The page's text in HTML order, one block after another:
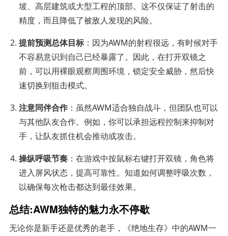
坡、高层建筑或大型工程的顶部。这不仅保证了射击的
精度，而且降低了被敌人发现的风险。
提前预测总体目标：因为AWM的射程很远，有时候对手
不容易意识到自己已经暴露了。因此，在打开双镜之
前，可以用裸眼观察周围环境，锁定安全威胁，然后快
速切换到狙击模式。
注意同伴合作 ：虽然AWM适合独自战斗，但团队也可以
与其他队友合作。例如，你可以承担远程控制来抑制对
手，让队友抓住机会推动或攻击。
操纵呼吸节奏 ：在游戏中按鼠标右键打开双镜，角色将
进入屏风状态，提高可靠性。知道如何调整呼吸次数，
以确保每次枪击都达到最佳效果。
总结:AWM独特的魅力永不停歇
无论你是新手还是优秀的老手，《绝地生存》中的AWM一